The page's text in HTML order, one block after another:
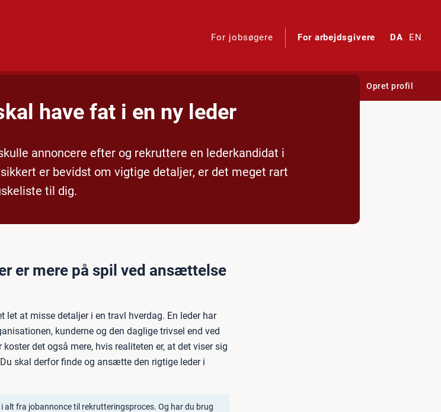
For jobsøgere For arbejdsgivere DA EN
Opret profil
have fat i en ny leder
annoncere efter og rekruttere en lederkandidat i
er bevidst om vigtige detaljer, er det meget rart
til dig.
er mere på spil ved ansættelse
let at misse detaljer i en travl hverdag. En leder har
kunderne og den daglige trivsel end ved
det også mere, hvis realiteten er, at det viser sig
skal derfor finde og ansætte den rigtige leder i
fra jobannonce til rekrutteringsproces. Og har du brug